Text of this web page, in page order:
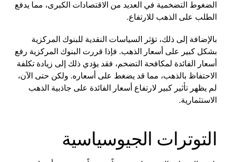
الضغوط التضخمية في العديد من الاقتصادات الكبرى، مما يدفع
الطلب على الذهب للارتفاع.
بالإضافة إلى ذلك، تؤثر السياسات النقدية للبنوك المركزية
بشكل كبير على أسعار الذهب. فإذا قررت البنوك المركزية رفع
أسعار الفائدة لمكافحة التضخم، فقد يؤدي ذلك إلى زيادة تكلفة
الاحتفاظ بالذهب، مما قد يضغط على أسعاره. ولكن حتى الآن،
لم يظهر تأثير كبير لارتفاع أسعار الفائدة على جاذبية الذهب
الاستثمارية.
التوترات الجيوسياسية